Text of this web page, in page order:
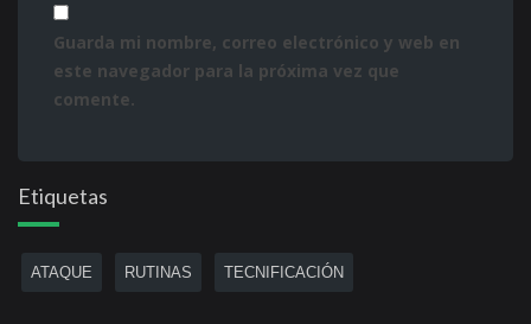
Guarda mi nombre, correo electrónico y web en
este navegador para la próxima vez que
comente.
Etiquetas
ATAQUE RUTINAS TECNIFICACIÓN